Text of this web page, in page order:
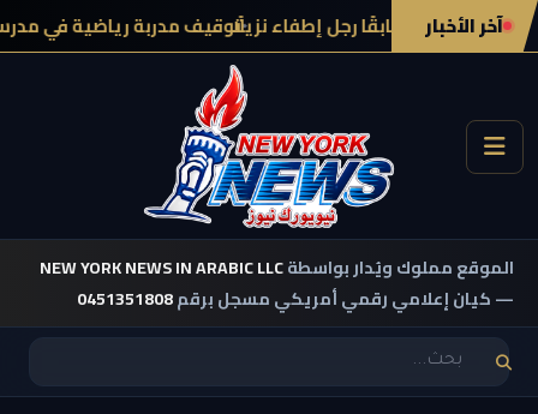
آخر الأخبار توقيف مدربة رياضية فيعمل سابقًا رجل إطفاء نزيلًا
الموقع مملوك ويُدار بواسطةNEW YORK NEWS IN ARABIC LLC
— كيان إعلامي رقمي أمريكي مسجل برقم0451351808